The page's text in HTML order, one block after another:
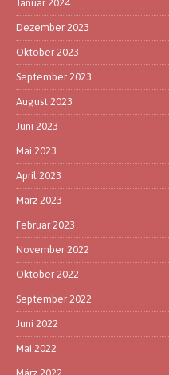
Januar 2024
Dezember 2023
Oktober 2023
September 2023
August 2023
Juni 2023
Mai 2023
April 2023
März 2023
Februar 2023
November 2022
Oktober 2022
September 2022
Juni 2022
Mai 2022